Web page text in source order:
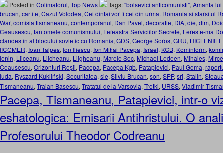
Posted in Colimatorul, Top News Tags:"bolsevici anticomunisti", Amanta
brucan, cartite, Cazul Volodea, Cei dintai vor fi cei din urma. Romania si sfarsitul
War, comisia tismaneanu, contemporanul, Dan Pavel, decoratie, DIA, die, dim,
Ceausescu, fantomele comunismului, Fereastra Serviciilor Secrete, Fereste-ma
clandestin al blocului sovietic cu Romania, GDS, George Soros, GRU,
IICCMER, Ioan Talpes, Ion Iliescu, Ion Mihai Pacepa, Israel, KGB, Kominform,
lenin, Liiceanu, Liicheanu, Liigheanu, Marele Soc, Michael Ledeen, Mihaies,
Ceausescu, Orizonturi Roşii, Pacepa, Pacepa Kgb, Patapievici, Paul Goma,
Iuda, Ryszard Kukliński, Securitatea, sie, Silviu Brucan, son, SPP, sri, Stalin,
Tismaneanu, Traian Basescu, Tratatul de la Varsovia, Trotki, URSS, Vladimir
Pacepa, Tismaneanu, Patapievici, intr-o
eshatologica: Emisarii Antihristului. O
Profesorului Theodor Codreanu